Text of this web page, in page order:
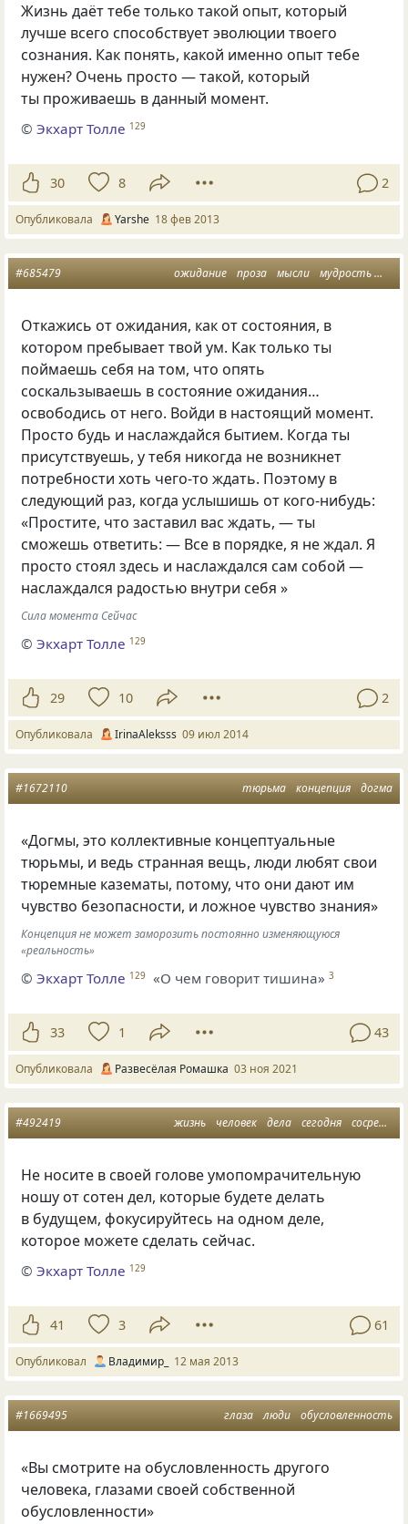
Жизнь даёт тебе только такой опыт, который
лучше всего способствует эволюции твоего
сознания. Как понять, какой именно опыт тебе
нужен? Очень просто — такой, который
ты проживаешь в данный момент.
©Экхарт Толле 129
30 8 2
Опубликовала Yarshe 18 фев 2013
ожидание проза мысли мудрость
#685479
Откажись от ожидания, как от состояния, в
котором пребывает твой ум. Как только ты
поймаешь себя на том, что опять
соскальзываешь в состояние ожидания…
освободись от него. Войди в настоящий момент.
Просто будь и наслаждайся бытием. Когда ты
присутствуешь, у тебя никогда не возникнет
потребности хоть чего-то ждать. Поэтому в
следующий раз, когда услышишь от кого-нибудь:
«Простите, что заставил вас ждать, — ты
сможешь ответить: — Все в порядке, я не ждал. Я
просто стоял здесь и наслаждался сам собой —
наслаждался радостью внутри себя »
Сила момента Сейчас
©Экхарт Толле 129
29 10 2
Опубликовала IrinaAleksss 09 июл 2014
тюрьма концепция догма
#1672110
«Догмы, это коллективные концептуальные
тюрьмы, и ведь странная вещь, люди любят свои
тюремные казематы, потому, что они дают им
чувство безопасности, и ложное чувство знания»
Концепция не может заморозить постоянно изменяющуюся
«реальность»
©Экхарт Толле 129 «О чем говорит тишина» 3
33 1 43
Опубликовала Развесёлая Ромашка 03 ноя 2021
жизнь человек дела сегодня сосредоточенность
#492419
Не носите в своей голове умопомрачительную
ношу от сотен дел, которые будете делать
в будущем, фокусируйтесь на одном деле,
которое можете сделать сейчас.
©Экхарт Толле 129
41 3 61
Опубликовал Владимир_ 12 мая 2013
глаза люди обусловленность
#1669495
«Вы смотрите на обусловленность другого
человека, глазами своей собственной
обусловленности»